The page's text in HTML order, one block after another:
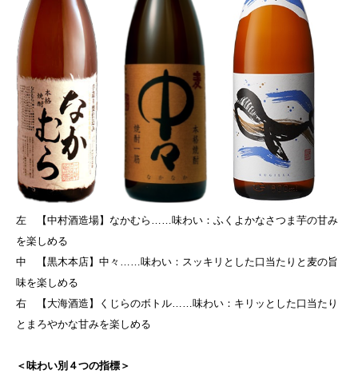
左 【中村酒造場】なかむら……味わい：ふくよかなさつま芋の甘み
を楽しめる
中 【黒木本店】中々……味わい：スッキリとした口当たりと麦の旨
味を楽しめる
右 【大海酒造】くじらのボトル……味わい：キリッとした口当たり
とまろやかな甘みを楽しめる
＜味わい別４つの指標＞